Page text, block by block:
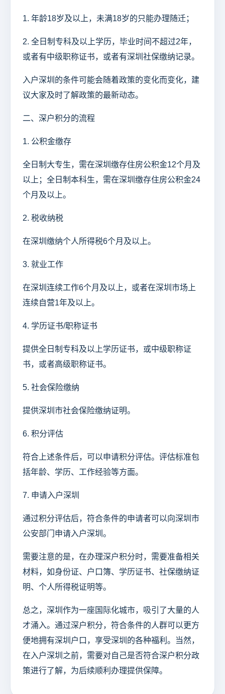
1. 年龄18岁及以上，未满18岁的只能办理随迁；
2. 全日制专科及以上学历，毕业时间不超过2年，
或者有中级职称证书，或者有深圳社保缴纳记录。
入户深圳的条件可能会随着政策的变化而变化，建
议大家及时了解政策的最新动态。
二、深户积分的流程
1. 公积金缴存
全日制大专生，需在深圳缴存住房公积金12个月及
以上；全日制本科生，需在深圳缴存住房公积金24
个月及以上。
2. 税收纳税
在深圳缴纳个人所得税6个月及以上。
3. 就业工作
在深圳连续工作6个月及以上，或者在深圳市场上
连续自营1年及以上。
4. 学历证书/职称证书
提供全日制专科及以上学历证书，或中级职称证
书，或者高级职称证书。
5. 社会保险缴纳
提供深圳市社会保险缴纳证明。
6. 积分评估
符合上述条件后，可以申请积分评估。评估标准包
括年龄、学历、工作经验等方面。
7. 申请入户深圳
通过积分评估后，符合条件的申请者可以向深圳市
公安部门申请入户深圳。
需要注意的是，在办理深户积分时，需要准备相关
材料，如身份证、户口簿、学历证书、社保缴纳证
明、个人所得税证明等。
总之，深圳作为一座国际化城市，吸引了大量的人
才涌入。通过深户积分，符合条件的人群可以更方
便地拥有深圳户口，享受深圳的各种福利。当然，
在入户深圳之前，需要对自己是否符合深户积分政
策进行了解，为后续顺利办理提供保障。